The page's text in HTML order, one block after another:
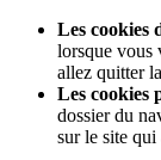
Les cookies
lorsque vous
allez quitter
Les cookies
dossier du
sur le site qui